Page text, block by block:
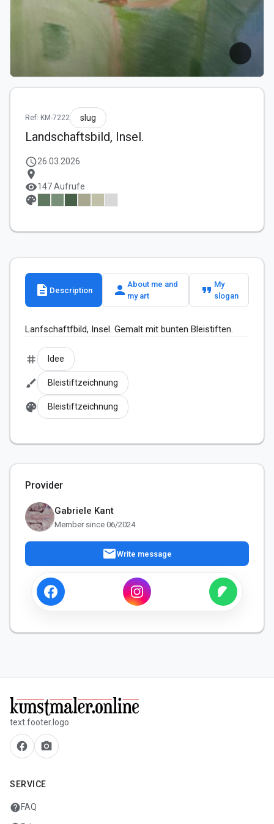
Ref: KM-7222 slug
Landschaftsbild, Insel.
schedule26.03.2026
location_on
visibility147 Aufrufe
palette
description Description person About me and
my art
format_quote My
slogan
Lanfschaftfbild, Insel. Gemalt mit bunten Bleistiften.
tag Idee
brush Bleistiftzeichnung
palette Bleistiftzeichnung
Provider
Gabriele Kant
Member since 06/2024
mailWrite message
text.footer.logo
facebook camera_alt
SERVICE
helpFAQ